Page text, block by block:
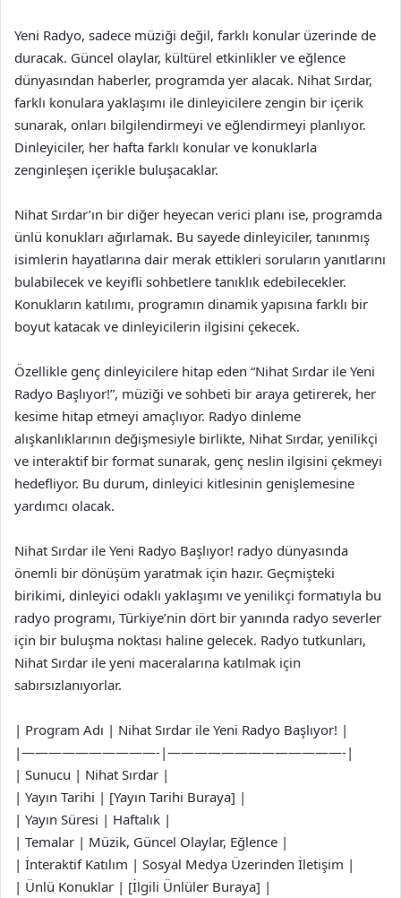
Yeni Radyo, sadece müziği değil, farklı konular üzerinde de
duracak. Güncel olaylar, kültürel etkinlikler ve eğlence
dünyasından haberler, programda yer alacak. Nihat Sırdar,
farklı konulara yaklaşımı ile dinleyicilere zengin bir içerik
sunarak, onları bilgilendirmeyi ve eğlendirmeyi planlıyor.
Dinleyiciler, her hafta farklı konular ve konuklarla
zenginleşen içerikle buluşacaklar.
Nihat Sırdar’ın bir diğer heyecan verici planı ise, programda
ünlü konukları ağırlamak. Bu sayede dinleyiciler, tanınmış
isimlerin hayatlarına dair merak ettikleri soruların yanıtlarını
bulabilecek ve keyifli sohbetlere tanıklık edebilecekler.
Konukların katılımı, programın dinamik yapısına farklı bir
boyut katacak ve dinleyicilerin ilgisini çekecek.
Özellikle genç dinleyicilere hitap eden “Nihat Sırdar ile Yeni
Radyo Başlıyor!”, müziği ve sohbeti bir araya getirerek, her
kesime hitap etmeyi amaçlıyor. Radyo dinleme
alışkanlıklarının değişmesiyle birlikte, Nihat Sırdar, yenilikçi
ve interaktif bir format sunarak, genç neslin ilgisini çekmeyi
hedefliyor. Bu durum, dinleyici kitlesinin genişlemesine
yardımcı olacak.
Nihat Sırdar ile Yeni Radyo Başlıyor! radyo dünyasında
önemli bir dönüşüm yaratmak için hazır. Geçmişteki
birikimi, dinleyici odaklı yaklaşımı ve yenilikçi formatıyla bu
radyo programı, Türkiye’nin dört bir yanında radyo severler
için bir buluşma noktası haline gelecek. Radyo tutkunları,
Nihat Sırdar ile yeni maceralarına katılmak için
sabırsızlanıyorlar.
| Program Adı | Nihat Sırdar ile Yeni Radyo Başlıyor! |
|——————————-|—————————————-|
| Sunucu | Nihat Sırdar |
| Yayın Tarihi | [Yayın Tarihi Buraya] |
| Yayın Süresi | Haftalık |
| Temalar | Müzik, Güncel Olaylar, Eğlence |
| İnteraktif Katılım | Sosyal Medya Üzerinden İletişim |
| Ünlü Konuklar | [İlgili Ünlüler Buraya] |